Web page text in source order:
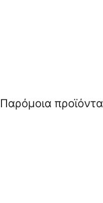
Παρόμοια προϊόντα